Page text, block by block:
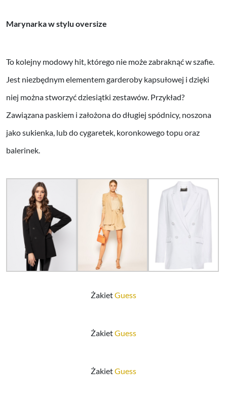
Marynarka w stylu oversize
To kolejny modowy hit, którego nie może zabraknąć w szafie.
Jest niezbędnym elementem garderoby kapsułowej i dzięki
niej można stworzyć dziesiątki zestawów. Przykład?
Zawiązana paskiem i założona do długiej spódnicy, noszona
jako sukienka, lub do cygaretek, koronkowego topu oraz
balerinek.
ŻakietGuess
ŻakietGuess
ŻakietGuess